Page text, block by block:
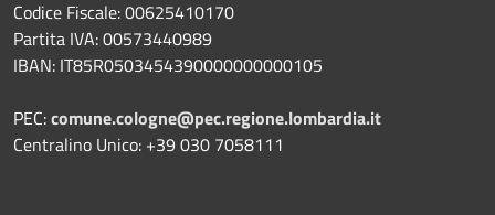
Codice Fiscale: 00625410170
Partita IVA: 00573440989
IBAN: IT85R0503454390000000000105
PEC:comune.cologne@pec.regione.lombardia.it
Centralino Unico: +39 030 7058111